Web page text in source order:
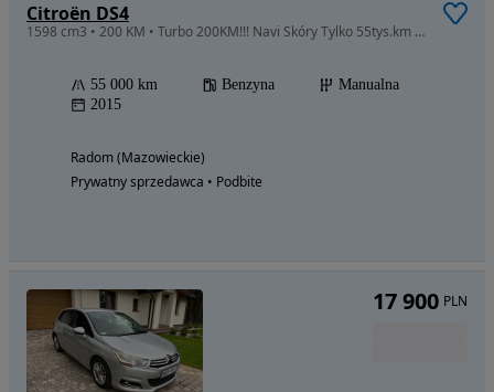
Citroën DS4
1598 cm3 • 200 KM • Turbo 200KM!!! Navi Skóry Tylko 55tys.km IGŁA
55 000 km Benzyna
Manualna
2015
Radom (Mazowieckie)
Prywatny sprzedawca • Podbite
17 900 PLN